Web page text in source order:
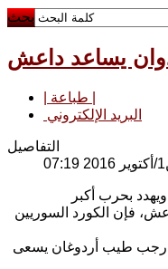
بحث
يساعد داعش
البريد الإلكتروني
التفاصيل
فإن الكورد السوريين
رجب طيب أردوغان يسعى